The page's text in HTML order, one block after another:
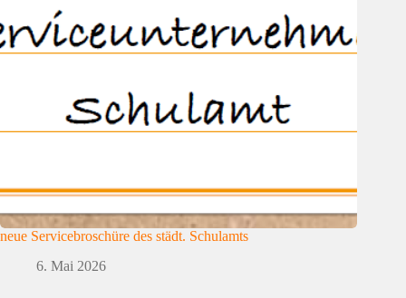
neue Servicebroschüre des städt. Schulamts
6. Mai 2026